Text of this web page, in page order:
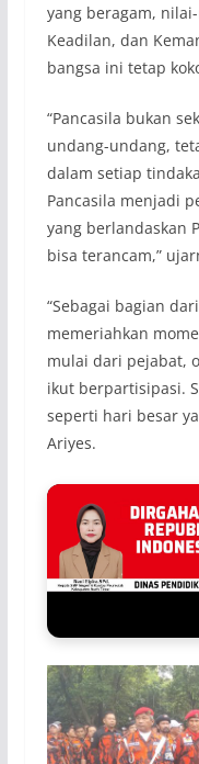
yang beragam,
Keadilan, dan
bangsa ini tetap
“Pancasila bukan
undang-undang,
dalam setiap
Pancasila menjadi
yang berlandaskan
bisa terancam,”
“Sebagai bagian
memeriahkan
mulai dari pejabat,
ikut berpartisipasi.
seperti hari besar
Ariyes.